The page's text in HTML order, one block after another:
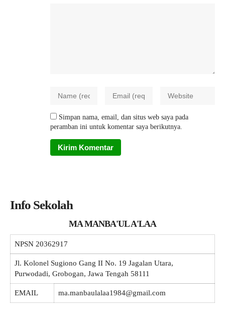
Simpan nama, email, dan situs web saya pada
peramban ini untuk komentar saya berikutnya.
Info Sekolah
MA MANBA'UL A'LAA
NPSN 20362917
Jl. Kolonel Sugiono Gang II No. 19 Jagalan Utara,
Purwodadi, Grobogan, Jawa Tengah 58111
EMAIL ma.manbaulalaa1984@gmail.com